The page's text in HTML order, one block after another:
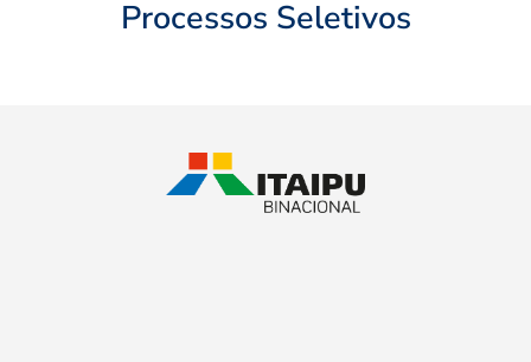
Processos Seletivos